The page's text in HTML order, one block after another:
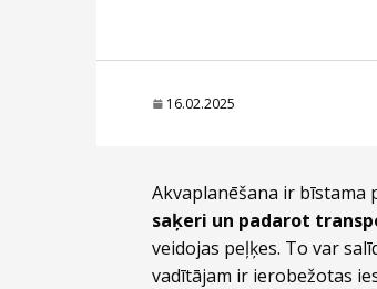
16.02.2025
Akvaplanēšana ir bīstama
saķeri un padarot
veidojas peļķes. To var
vadītājam ir ierobežotas